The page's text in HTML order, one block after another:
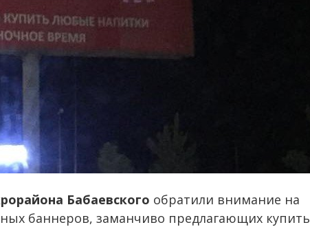
Бабаевского обратили внимание на
баннеров, заманчиво предлагающих купить